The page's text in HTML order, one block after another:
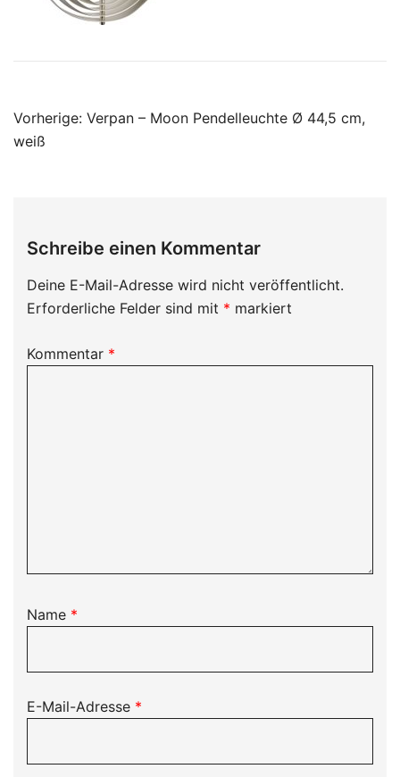
Beitragsnavigation
Vorherige: Verpan – Moon Pendelleuchte Ø 44,5 cm,
weiß
Schreibe einen Kommentar
Deine E-Mail-Adresse wird nicht veröffentlicht.
Erforderliche Felder sind mit * markiert
Kommentar *
Name *
E-Mail-Adresse *